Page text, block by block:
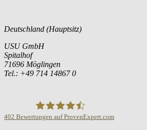
Deutschland (Hauptsitz)
USU GmbH
Spitalhof
71696 Möglingen
Tel.: +49 714 14867 0
402 Bewertungen auf ProvenExpert.com